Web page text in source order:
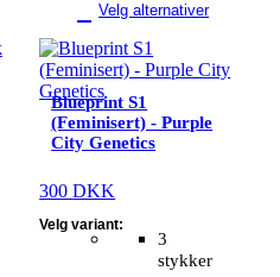
Velg alternativer
Blueprint S1
(Feminisert) - Purple
City Genetics
300DKK
3
stykker
Velg variant:
Dette
produktet
har
flere
varianter.
Alternativene
velges
på
produktsiden